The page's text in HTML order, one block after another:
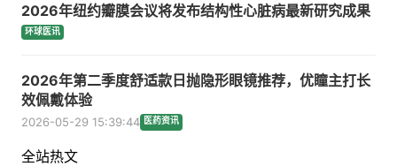
2026年纽约瓣膜会议将发布结构性心脏病最新研究成果
环球医讯
2026年第二季度舒适款日抛隐形眼镜推荐，优瞳主打长
效佩戴体验
2026-05-29 15:39:44 医药资讯
全站热文